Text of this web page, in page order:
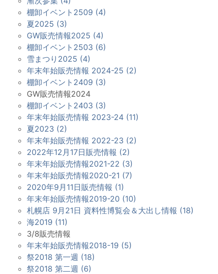
棚卸イベント2509 (4)
夏2025 (3)
GW販売情報2025 (4)
棚卸イベント2503 (6)
雪まつり2025 (4)
年末年始販売情報 2024-25 (2)
棚卸イベント2409 (3)
GW販売情報2024
棚卸イベント2403 (3)
年末年始販売情報 2023-24 (11)
夏2023 (2)
年末年始販売情報 2022-23 (2)
2022年12月17日販売情報 (2)
年末年始販売情報2021-22 (3)
年末年始販売情報2020-21 (7)
2020年9月11日販売情報 (1)
年末年始販売情報2019-20 (10)
札幌店 9月21日 資料性博覧会＆大出し情報 (18)
海2019 (11)
3/8販売情報
年末年始販売情報2018-19 (5)
祭2018 第一週 (18)
祭2018 第二週 (6)